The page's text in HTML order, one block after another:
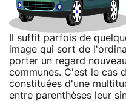
Il suffit parfois de
image qui sort de
porter un regard
communes. C'est le cas
constituées d'une
entre parenthèses leur